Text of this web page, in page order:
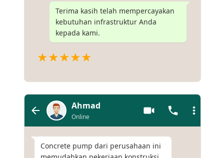
Terima kasih telah mempercayakan
kebutuhan infrastruktur Anda
kepada kami.
★★★★★
Ahmad
Online
Concrete pump dari perusahaan ini